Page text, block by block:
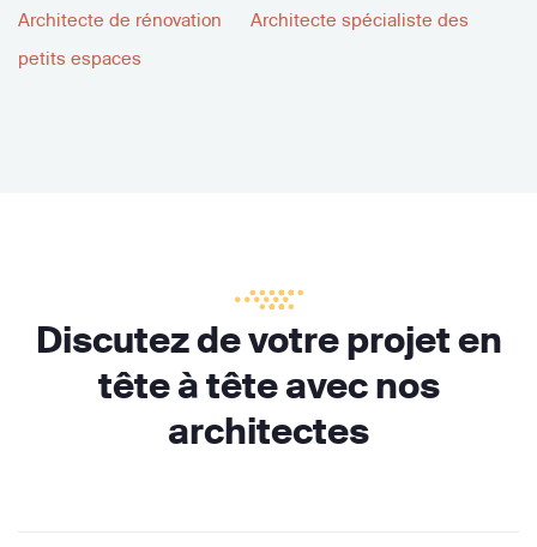
Architecte de rénovation
Architecte spécialiste des
petits espaces
Discutez de votre projet en
tête à tête avec nos
architectes